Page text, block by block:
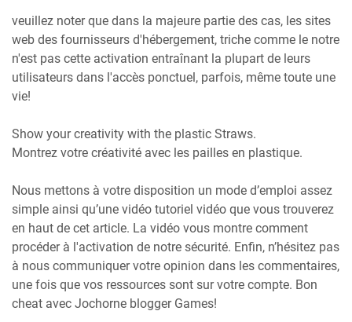
veuillez noter que dans la majeure partie des cas, les sites
web des fournisseurs d'hébergement, triche comme le notre
n'est pas cette activation entraînant la plupart de leurs
utilisateurs dans l'accès ponctuel, parfois, même toute une
vie!
Show your creativity with the plastic Straws.
Montrez votre créativité avec les pailles en plastique.
Nous mettons à votre disposition un mode d’emploi assez
simple ainsi qu’une vidéo tutoriel vidéo que vous trouverez
en haut de cet article. La vidéo vous montre comment
procéder à l'activation de notre sécurité. Enfin, n’hésitez pas
à nous communiquer votre opinion dans les commentaires,
une fois que vos ressources sont sur votre compte. Bon
cheat avec Jochorne blogger Games!